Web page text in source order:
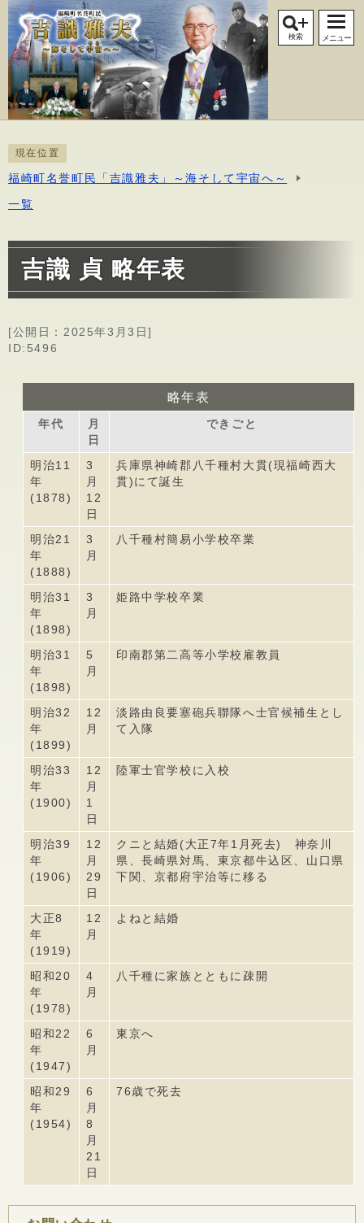
検索 メニュー
現在位置
福崎町名誉町民「吉識雅夫」～海そして宇宙へ～
一覧
吉識 貞 略年表
[公開日： 2025年3月3日]
ID:5496
略年表
年代
月
日
できごと
明治11
年
(1878)
3
月
12
日
兵庫県神崎郡八千種村大貫(現福崎西大
貫)にて誕生
明治21
年
(1888)
3
月
八千種村簡易小学校卒業
明治31
年
(1898)
3
月
姫路中学校卒業
明治31
年
(1898)
5
月
印南郡第二高等小学校雇教員
明治32
年
(1899)
12
月
淡路由良要塞砲兵聯隊へ士官候補生とし
て入隊
明治33
年
(1900)
12
月
1
日
陸軍士官学校に入校
明治39
年
(1906)
12
月
29
日
クニと結婚(大正7年1月死去) 神奈川
県、長崎県対馬、東京都牛込区、山口県
下関、京都府宇治等に移る
大正8
年
(1919)
12
月
よねと結婚
昭和20
年
(1978)
4
月
八千種に家族とともに疎開
昭和22
年
(1947)
6
月
東京へ
昭和29
年
(1954)
6
月
8
月
21
日
76歳で死去